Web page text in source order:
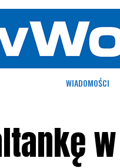
WIADOMOŚCI